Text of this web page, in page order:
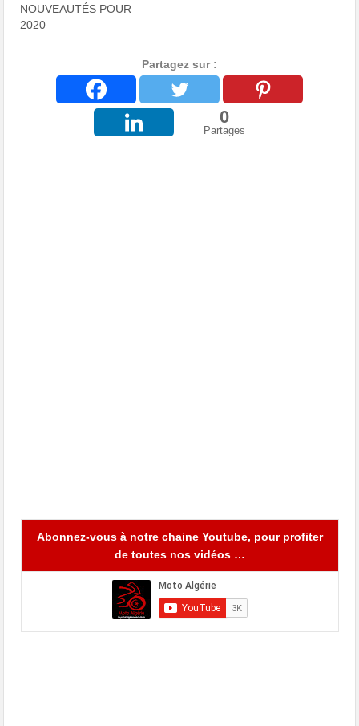
NOUVEAUTÉS POUR
2020
Partagez sur :
0
Partages
Abonnez-vous à notre chaine Youtube, pour profiter
de toutes nos vidéos …